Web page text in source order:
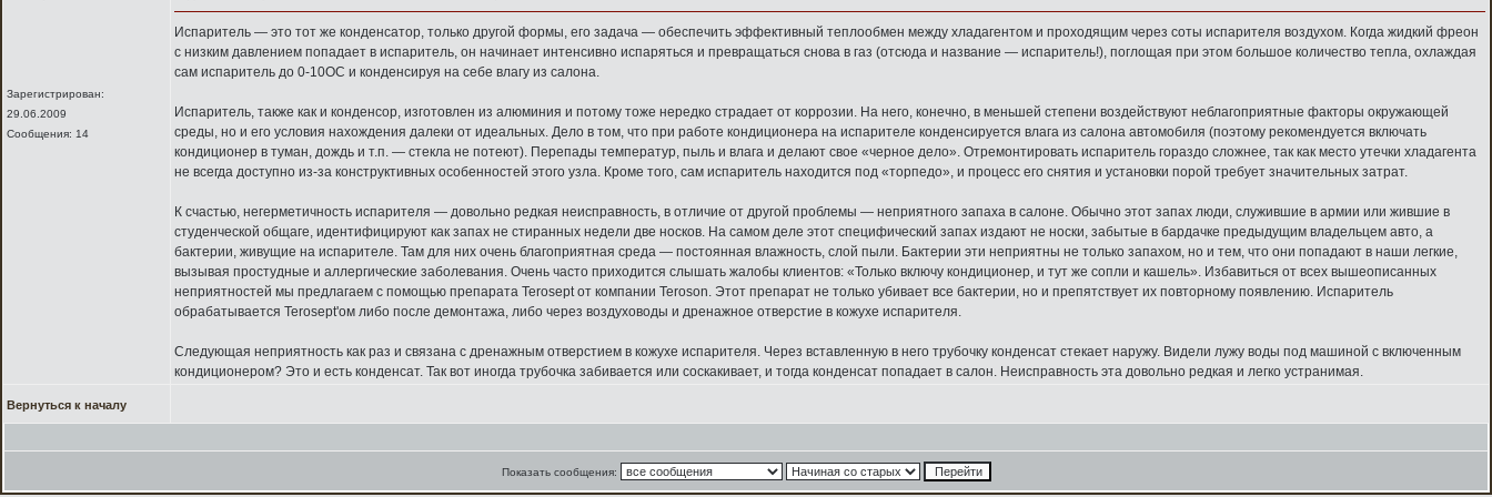
Зарегистрирован:
29.06.2009
Сообщения: 14
Испаритель — это тот же конденсатор, только другой формы, его задача — обеспечить эффективный теплообмен между хладагентом и проходящим через соты испарителя воздухом. Когда жидкий фреон
с низким давлением попадает в испаритель, он начинает интенсивно испаряться и превращаться снова в газ (отсюда и название — испаритель!), поглощая при этом большое количество тепла, охлаждая
сам испаритель до 0-10OС и конденсируя на себе влагу из салона.
Испаритель, также как и конденсор, изготовлен из алюминия и потому тоже нередко страдает от коррозии. На него, конечно, в меньшей степени воздействуют неблагоприятные факторы окружающей
среды, но и его условия нахождения далеки от идеальных. Дело в том, что при работе кондиционера на испарителе конденсируется влага из салона автомобиля (поэтому рекомендуется включать
кондиционер в туман, дождь и т.п. — стекла не потеют). Перепады температур, пыль и влага и делают свое «черное дело». Отремонтировать испаритель гораздо сложнее, так как место утечки хладагента
не всегда доступно из-за конструктивных особенностей этого узла. Кроме того, сам испаритель находится под «торпедо», и процесс его снятия и установки порой требует значительных затрат.
К счастью, негерметичность испарителя — довольно редкая неисправность, в отличие от другой проблемы — неприятного запаха в салоне. Обычно этот запах люди, служившие в армии или жившие в
студенческой общаге, идентифицируют как запах не стиранных недели две носков. На самом деле этот специфический запах издают не носки, забытые в бардачке предыдущим владельцем авто, а
бактерии, живущие на испарителе. Там для них очень благоприятная среда — постоянная влажность, слой пыли. Бактерии эти неприятны не только запахом, но и тем, что они попадают в наши легкие,
вызывая простудные и аллергические заболевания. Очень часто приходится слышать жалобы клиентов: «Только включу кондиционер, и тут же сопли и кашель». Избавиться от всех вышеописанных
неприятностей мы предлагаем с помощью препарата Terosept от компании Teroson. Этот препарат не только убивает все бактерии, но и препятствует их повторному появлению. Испаритель
обрабатывается Terosept'ом либо после демонтажа, либо через воздуховоды и дренажное отверстие в кожухе испарителя.
Следующая неприятность как раз и связана с дренажным отверстием в кожухе испарителя. Через вставленную в него трубочку конденсат стекает наружу. Видели лужу воды под машиной с включенным
кондиционером? Это и есть конденсат. Так вот иногда трубочка забивается или соскакивает, и тогда конденсат попадает в салон. Неисправность эта довольно редкая и легко устранимая.
Вернуться к началу
Показать сообщения: